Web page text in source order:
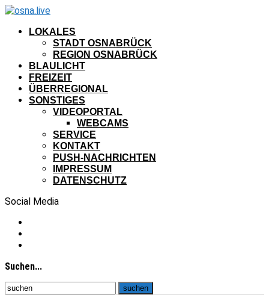
LOKALES
STADT OSNABRÜCK
REGION OSNABRÜCK
BLAULICHT
FREIZEIT
ÜBERREGIONAL
SONSTIGES
VIDEOPORTAL
WEBCAMS
SERVICE
KONTAKT
PUSH-NACHRICHTEN
IMPRESSUM
DATENSCHUTZ
Social Media
Suchen...